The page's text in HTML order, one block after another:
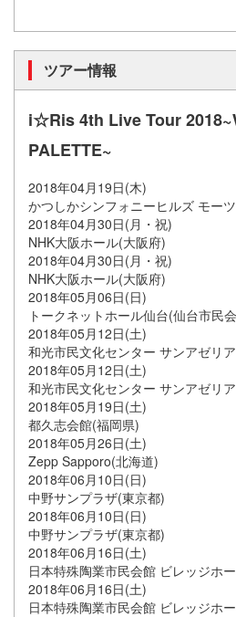
ツアー情報
i☆Ris 4th Live Tour
PALETTE~
2018年04月19日(木)
かつしかシンフォニーヒルズ モー
2018年04月30日(月・祝)
NHK大阪ホール(大阪府)
2018年04月30日(月・祝)
NHK大阪ホール(大阪府)
2018年05月06日(日)
トークネットホール仙台(仙台市民
2018年05月12日(土)
和光市民文化センター サンアゼリ
2018年05月12日(土)
和光市民文化センター サンアゼリ
2018年05月19日(土)
都久志会館(福岡県)
2018年05月26日(土)
Zepp Sapporo(北海道)
2018年06月10日(日)
中野サンプラザ(東京都)
2018年06月10日(日)
中野サンプラザ(東京都)
2018年06月16日(土)
日本特殊陶業市民会館 ビレッジホ
2018年06月16日(土)
日本特殊陶業市民会館 ビレッジホ